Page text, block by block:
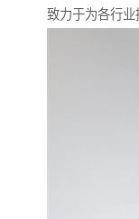
致力于为各行业